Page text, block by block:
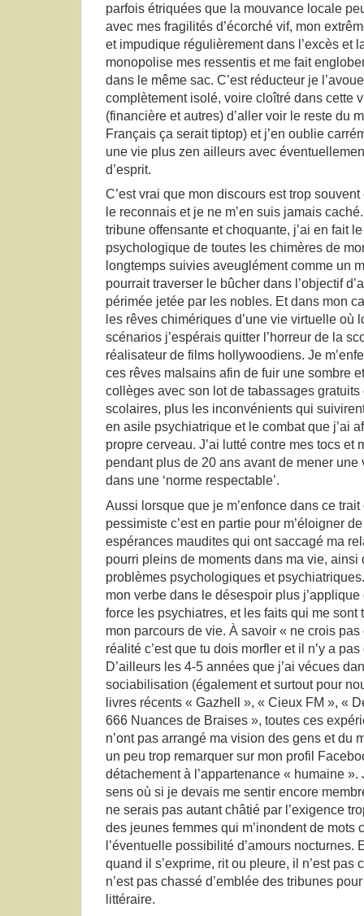
parfois étriquées que la mouvance locale
avec mes fragilités d’écorché vif, mon
et impudique régulièrement dans l’excès et
monopolise mes ressentis et me fait
dans le même sac. C’est réducteur je
complètement isolé, voire cloîtré dans cette
(financière et autres) d’aller voir le reste du
Français ça serait tiptop) et j’en oublie
une vie plus zen ailleurs avec
d’esprit.
C’est vrai que mon discours est trop
le reconnais et je ne m’en suis jamais
tribune offensante et choquante, j’ai en fait
psychologique de toutes les chimères de
longtemps suivies aveuglément comme un
pourrait traverser le bûcher dans l’objectif
périmée jetée par les nobles. Et dans mon
les rêves chimériques d’une vie virtuelle où
scénarios j’espérais quitter l’horreur de la
réalisateur de films hollywoodiens. Je
ces rêves malsains afin de fuir une sombre
collèges avec son lot de tabassages
scolaires, plus les inconvénients qui
en asile psychiatrique et le combat que j’ai
propre cerveau. J’ai lutté contre mes tocs et
pendant plus de 20 ans avant de mener une
dans une ‘norme respectable’.
Aussi lorsque que je m’enfonce dans ce
pessimiste c’est en partie pour m’éloigner
espérances maudites qui ont saccagé ma
pourri pleins de moments dans ma vie, ainsi
problèmes psychologiques et
mon verbe dans le désespoir plus
force les psychiatres, et les faits qui me sont
mon parcours de vie. À savoir « ne crois
réalité c’est que tu dois morfler et il n’y a
D’ailleurs les 4-5 années que j’ai vécues
sociabilisation (également et surtout pour
livres récents « Gazhell », « Cieux FM », «
666 Nuances de Braises », toutes ces
n’ont pas arrangé ma vision des gens et du
un peu trop remarquer sur mon profil
détachement à l’appartenance « humaine ».
sens où si je devais me sentir encore
ne serais pas autant châtié par l’exigence
des jeunes femmes qui m’inondent de mots
l’éventuelle possibilité d’amours nocturnes.
quand il s’exprime, rit ou pleure, il n’est pas
n’est pas chassé d’emblée des tribunes
littéraire.